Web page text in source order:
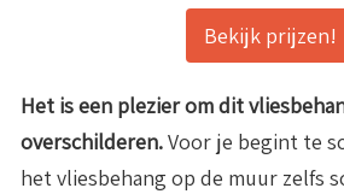
Bekijk prijzen!
Het is een plezier om dit
overschilderen.Voor je begint te
het vliesbehang op de muur zelfs